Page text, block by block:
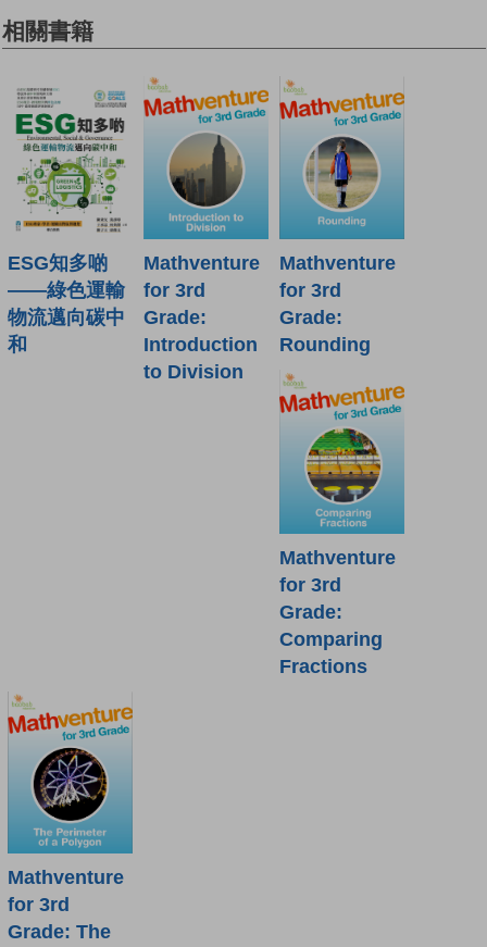
相關書籍
ESG知多啲
——綠色運輸
物流邁向碳中
和
Mathventure
for 3rd
Grade:
Introduction
to Division
Mathventure
for 3rd
Grade:
Rounding
Mathventure
for 3rd
Grade:
Comparing
Fractions
Mathventure
for 3rd
Grade: The